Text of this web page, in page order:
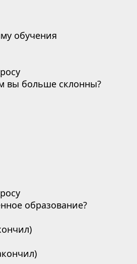
обучения
вы больше склонны?
образование?